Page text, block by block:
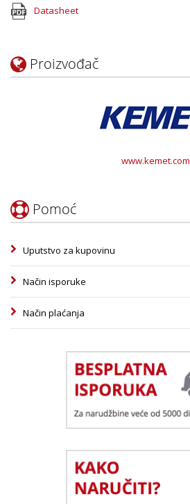
Datasheet
Proizvođač
www.kemet.com
Pomoć
Uputstvo za kupovinu
Način isporuke
Način plaćanja